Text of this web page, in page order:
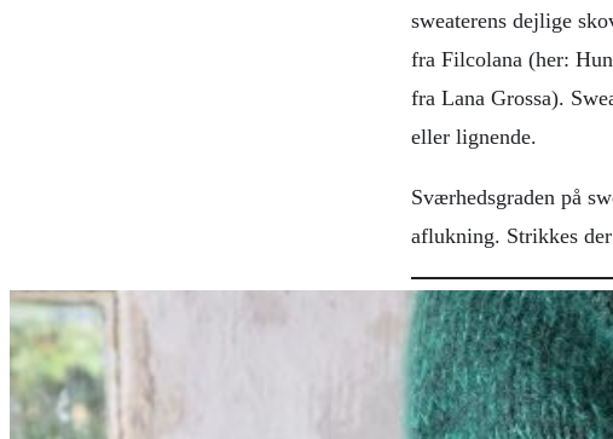
sweaterens dejlige
fra Filcolana (her:
fra Lana Grossa).
eller lignende.
Sværhedsgraden på
aflukning. Strikkes